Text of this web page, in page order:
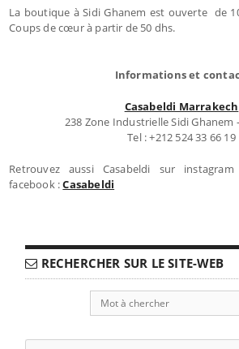
La boutique à Sidi Ghanem est ouverte de
Coups de cœur à partir de 50 dhs.
Informations et
Casabeldi Marrakech
238 Zone Industrielle Sidi Ghanem
Tel : +212 524 33 66 19
Retrouvez aussi Casabeldi sur
facebook :Casabeldi
RECHERCHER SUR LE SITE-WEB